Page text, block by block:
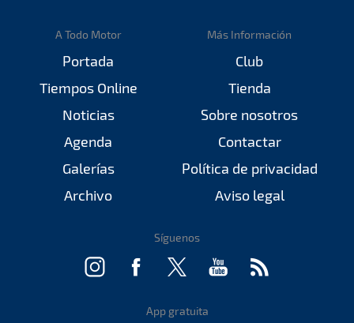
A Todo Motor
Portada
Tiempos Online
Noticias
Agenda
Galerías
Archivo
Más Información
Club
Tienda
Sobre nosotros
Contactar
Política de privacidad
Aviso legal
Síguenos
App gratuita